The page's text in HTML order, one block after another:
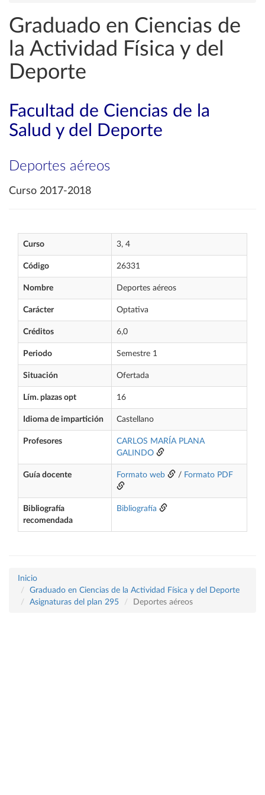
Graduado en Ciencias de
la Actividad Física y del
Deporte
Facultad de Ciencias de la
Salud y del Deporte
Deportes aéreos
Curso 2017-2018
Curso 3, 4
Código 26331
Nombre Deportes aéreos
Carácter Optativa
Créditos 6,0
Periodo Semestre 1
Situación Ofertada
Lím. plazas opt 16
Idioma de impartición Castellano
Profesores
CARLOS MARÍA PLANA
GALINDO
Guía docente Formato web / Formato PDF
Bibliografía
recomendada
Bibliografía
Inicio
Graduado en Ciencias de la Actividad Física y del Deporte
Asignaturas del plan 295
Deportes aéreos